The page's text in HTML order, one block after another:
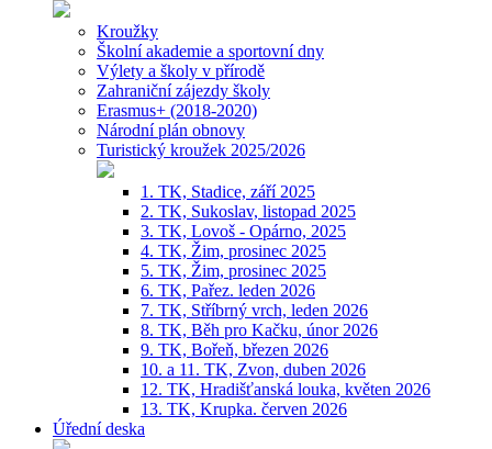
Kroužky
Školní akademie a sportovní dny
Výlety a školy v přírodě
Zahraniční zájezdy školy
Erasmus+ (2018-2020)
Národní plán obnovy
Turistický kroužek 2025/2026
1. TK, Stadice, září 2025
2. TK, Sukoslav, listopad 2025
3. TK, Lovoš - Opárno, 2025
4. TK, Žim, prosinec 2025
5. TK, Žim, prosinec 2025
6. TK, Pařez. leden 2026
7. TK, Stříbrný vrch, leden 2026
8. TK, Běh pro Kačku, únor 2026
9. TK, Bořeň, březen 2026
10. a 11. TK, Zvon, duben 2026
12. TK, Hradišťanská louka, květen 2026
13. TK, Krupka. červen 2026
Úřední deska